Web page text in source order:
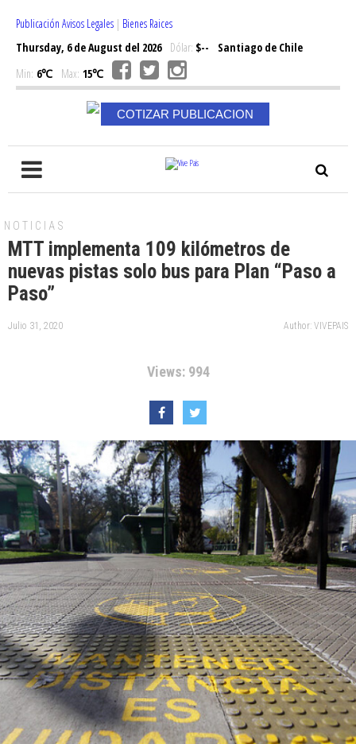
Publicación Avisos Legales | Bienes Raices
Thursday, 6 de August del 2026Dólar: $--
Santiago de Chile
Min: 6℃ Max: 15℃
COTIZAR PUBLICACION
NOTICIAS
MTT implementa 109 kilómetros de
nuevas pistas solo bus para Plan “Paso a
Paso”
Julio 31, 2020 Author: VIVEPAIS
Views: 994